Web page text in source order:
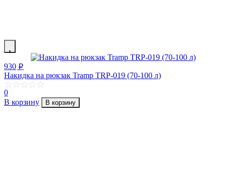
930 p
Накидка на рюкзак Tramp TRP-019 (70-100 л)
0
В корзину
В корзину